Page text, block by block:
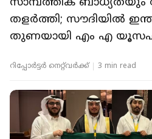
തളർത്തി; സൗദിയിൽ
തുണയായി എം എ
റിപ്പോർട്ടർ നെറ്റ്‌വര്‍ക്ക്‌ 3 min read